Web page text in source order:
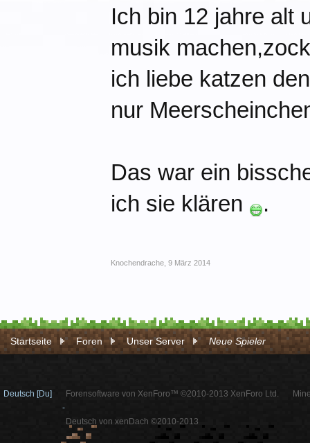
Ich bin 12 jahre alt
musik
ich liebe katzen
nur
Das war ein
ich sie klären
.
Knochendrache 9 März 2014
Startseite Foren Unser Server Neue Spieler
Deutsch [Du]
Forensoftware von XenForo™ ©2010-2013 XenForo Ltd.
-
Deutsch von xenDach ©2010-2013